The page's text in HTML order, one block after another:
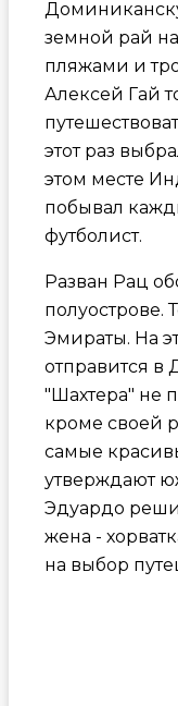
земной рай
пляжами и
Алексей Гай
этот раз
этом месте
побывал
футболист.
Разван Рац
полуострове.
Эмираты. На
отправится в
"Шахтера" не
кроме своей
самые
утверждают
Эдуардо
жена -
на выбор